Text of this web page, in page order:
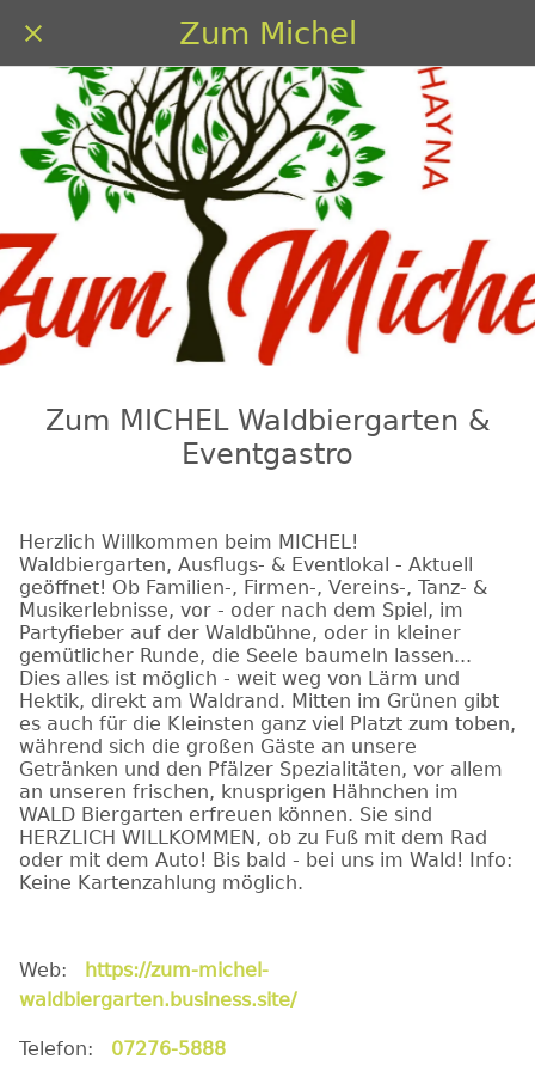
Zum Michel
Zum MICHEL Waldbiergarten &
Eventgastro
Herzlich Willkommen beim MICHEL!
Waldbiergarten, Ausflugs- & Eventlokal - Aktuell
geöffnet! Ob Familien-, Firmen-, Vereins-, Tanz- &
Musikerlebnisse, vor - oder nach dem Spiel, im
Partyfieber auf der Waldbühne, oder in kleiner
gemütlicher Runde, die Seele baumeln lassen...
Dies alles ist möglich - weit weg von Lärm und
Hektik, direkt am Waldrand. Mitten im Grünen gibt
es auch für die Kleinsten ganz viel Platzt zum toben,
während sich die großen Gäste an unsere
Getränken und den Pfälzer Spezialitäten, vor allem
an unseren frischen, knusprigen Hähnchen im
WALD Biergarten erfreuen können. Sie sind
HERZLICH WILLKOMMEN, ob zu Fuß mit dem Rad
oder mit dem Auto! Bis bald - bei uns im Wald! Info:
Keine Kartenzahlung möglich.
Web: https://zum-michel-
waldbiergarten.business.site/
Telefon: 07276-5888